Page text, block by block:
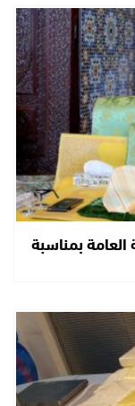
بمناسبة